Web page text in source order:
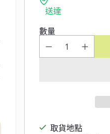
送達
數量
取貨地點